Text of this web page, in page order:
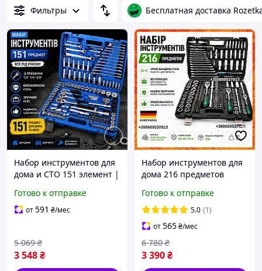
Фильтры Бесплатная доставка
Набор инструментов для
дома и СТО 151 элемент |
торцевые головки
Готово к отправке
от591 ₴/мес
3 548₴
5 069 ₴
Набор инструментов для
дома 216 предметов
Набор головок и ключей
Наборы инструментов
для СТО в кейсе
Готово к отправке
5.0 (1)
от565₴/мес
3 390₴
6 780 ₴